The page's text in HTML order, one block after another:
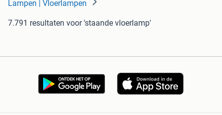
Lampen | Vloerlampen
7.791 resultaten voor 'staande vloerlamp'